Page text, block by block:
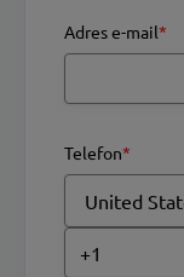
Adres e-mail*
Telefon*